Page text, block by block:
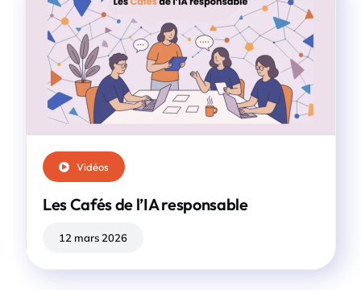
Vidéos
Les Cafés de l’IA responsable
12 mars 2026